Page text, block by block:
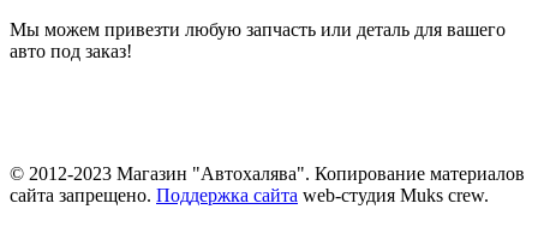
Мы можем привезти любую запчасть или деталь для вашего
авто под заказ!
© 2012-2023 Магазин "Автохалява". Копирование материалов
сайта запрещено. Поддержка сайта web-студия Muks crew.